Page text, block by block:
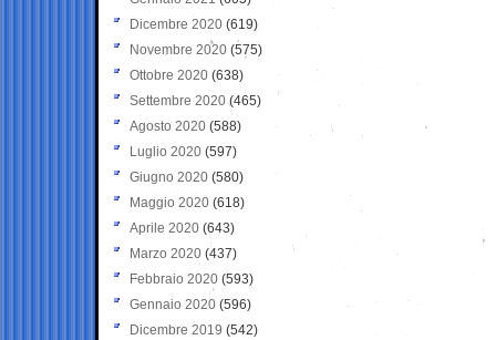
Dicembre 2020 (619)
Novembre 2020 (575)
Ottobre 2020 (638)
Settembre 2020(465)
Agosto 2020 (588)
Luglio 2020 (597)
Giugno 2020 (580)
Maggio 2020 (618)
Aprile 2020 (643)
Marzo 2020 (437)
Febbraio 2020 (593)
Gennaio 2020 (596)
Dicembre 2019 (542)